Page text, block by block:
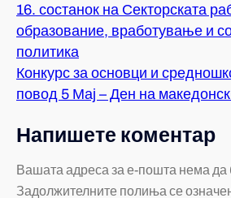
16. состанок на Секторската
образование, вработување и
политика
Конкурс за основци и
повод 5 Мај – Ден на
Напишете коментар
Вашата адреса за е-пошта нема да
Задолжителните полиња се